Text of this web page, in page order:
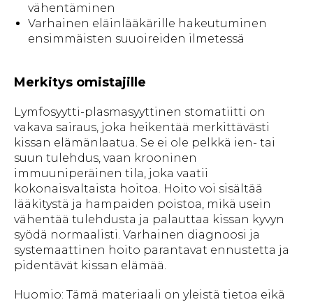
vähentäminen
Varhainen eläinlääkärille hakeutuminen
ensimmäisten suuoireiden ilmetessä
Merkitys omistajille
Lymfosyytti-plasmasyyttinen stomatiitti on
vakava sairaus, joka heikentää merkittävästi
kissan elämänlaatua. Se ei ole pelkkä ien- tai
suun tulehdus, vaan krooninen
immuuniperäinen tila, joka vaatii
kokonaisvaltaista hoitoa. Hoito voi sisältää
lääkitystä ja hampaiden poistoa, mikä usein
vähentää tulehdusta ja palauttaa kissan kyvyn
syödä normaalisti. Varhainen diagnoosi ja
systemaattinen hoito parantavat ennustetta ja
pidentävät kissan elämää.
Huomio: Tämä materiaali on yleistä tietoa eikä